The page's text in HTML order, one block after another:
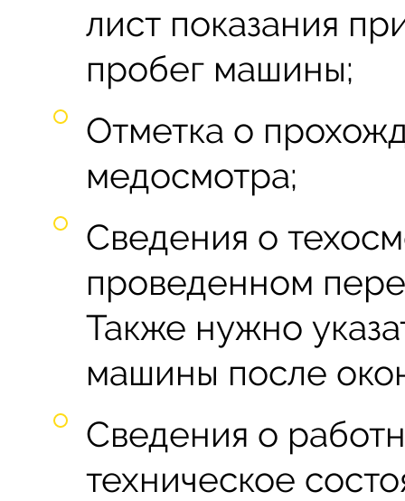
лист показания
пробег машины;
Отметка о
медосмотра;
Сведения о
проведенном
Также нужно
машины после
Сведения о
техническое